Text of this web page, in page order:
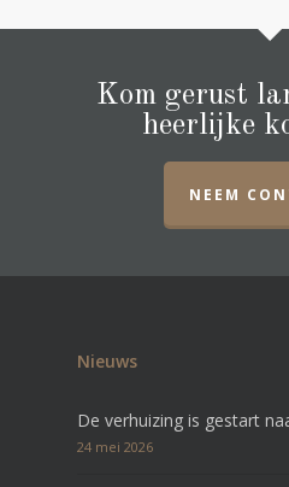
Kom gerust
heerlijke
NEEM
Nieuws
De verhuizing is gestart
24 mei 2026